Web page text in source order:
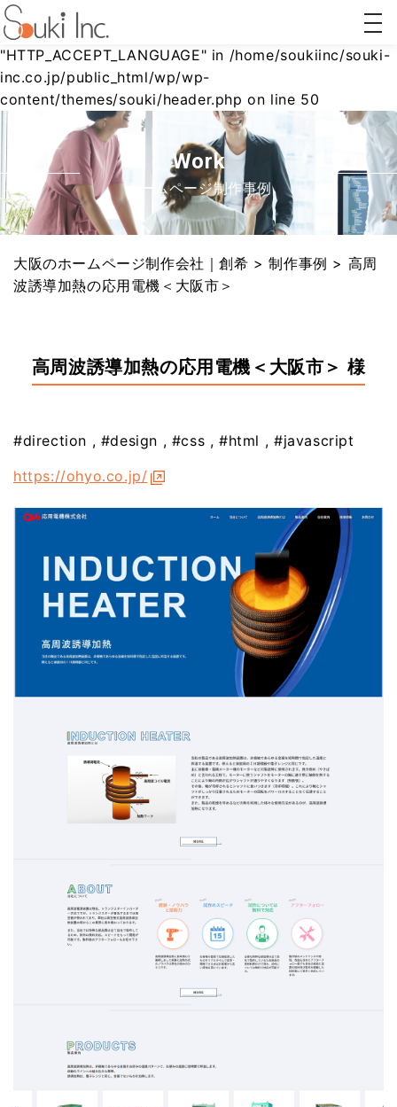
Warning: Undefined array key
"HTTP_ACCEPT_LANGUAGE" in /home/soukiinc/souki-
inc.co.jp/public_html/wp/wp-
content/themes/souki/header.php on line 50
ホーム
ページ
制作
AI対策
(AIO/LLMO)
リステ
ィング
広告
Webコ
ティン
グ
Work
ホームページ制作事例
大阪のホームページ制作会社｜創希 >制作事例 > 高周
波誘導加熱の応用電機＜大阪市＞
高周波誘導加熱の応用電機＜大阪市＞ 様
#direction #design #css #html
#javascript
https://ohyo.co.jp/